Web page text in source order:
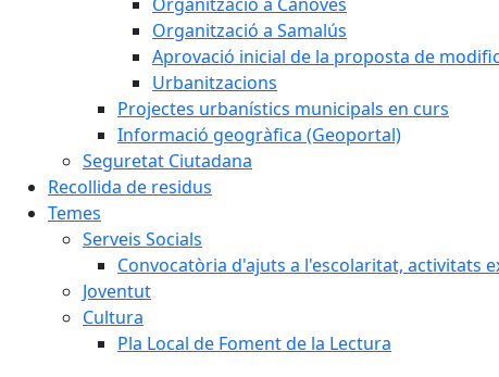
Organització a Samalús
Aprovació inicial de la proposta de
Urbanitzacions
Projectes urbanístics municipals en curs
Informació geogràfica (Geoportal)
Seguretat Ciutadana
Recollida de residus
Temes
Serveis Socials
Convocatòria d'ajuts a l'escolaritat, activitats
Joventut
Cultura
Pla Local de Foment de la Lectura